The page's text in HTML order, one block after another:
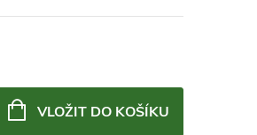
VLOŽIT DO KOŠÍKU